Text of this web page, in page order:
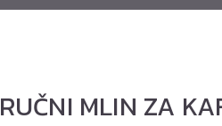
RUČNI MLIN ZA